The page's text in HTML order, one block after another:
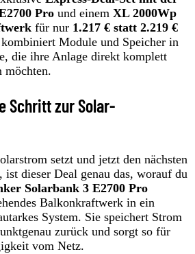
Pro und einem XL 2000Wp
für nur 1.217 € statt 2.219 €
Module und Speicher in
die ihre Anlage direkt komplett
möchten.
Schritt zur Solar-
setzt und jetzt den nächsten
dieser Deal genau das, worauf du
Solarbank 3 E2700 Pro
Balkonkraftwerk in ein
System. Sie speichert Strom
zurück und sorgt so für
vom Netz.